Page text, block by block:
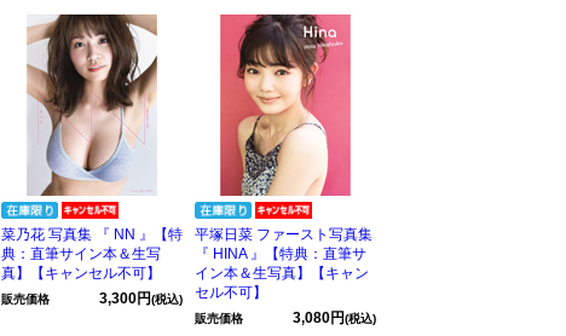
菜乃花 写真集 『 NN 』【特
典：直筆サイン本＆生写
真】【キャンセル不可】
販売価格 3,300円(税込)
平塚日菜 ファースト写真集
『 HINA 』【特典：直筆サ
イン本＆生写真】【キャン
セル不可】
販売価格 3,080円(税込)